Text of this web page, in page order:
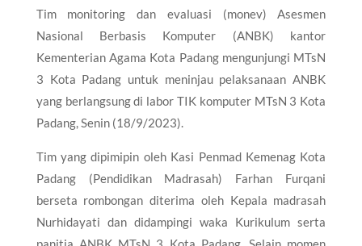
Tim monitoring dan evaluasi (monev) Asesmen
Nasional Berbasis Komputer (ANBK) kantor
Kementerian Agama Kota Padang mengunjungi MTsN
3 Kota Padang untuk meninjau pelaksanaan ANBK
yang berlangsung di labor TIK komputer MTsN 3 Kota
Padang, Senin (18/9/2023).
Tim yang dipimipin oleh Kasi Penmad Kemenag Kota
Padang (Pendidikan Madrasah) Farhan Furqani
berseta rombongan diterima oleh Kepala madrasah
Nurhidayati dan didampingi waka Kurikulum serta